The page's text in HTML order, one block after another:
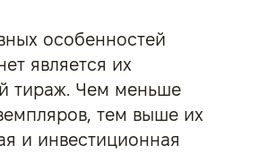
особенностей
является их
тираж. Чем меньше
тем выше их
и инвестиционная